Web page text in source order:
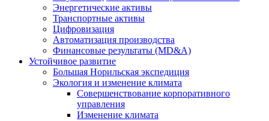
Энергетические активы
Транспортные активы
Цифровизация
Автоматизация производства
Финансовые результаты (MD&A)
Устойчивое развитие
Большая Норильская экспедиция
Экология и изменение климата
Совершенствование корпоративного
управления
Изменение климата